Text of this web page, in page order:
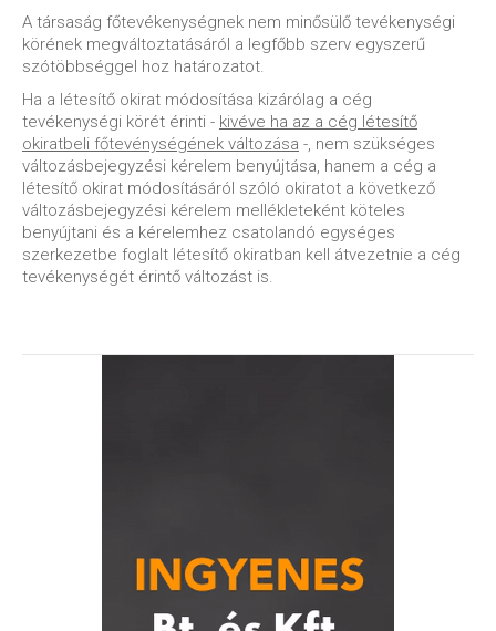
A társaság főtevékenységnek nem minősülő tevékenységi
körének megváltoztatásáról a legfőbb szerv egyszerű
szótöbbséggel hoz határozatot.
Ha a létesítő okirat módosítása kizárólag a cég
tevékenységi körét érinti - kivéve ha az a cég létesítő
okiratbeli főtevénységének változása -, nem szükséges
változásbejegyzési kérelem benyújtása, hanem a cég a
létesítő okirat módosításáról szóló okiratot a következő
változásbejegyzési kérelem mellékleteként köteles
benyújtani és a kérelemhez csatolandó egységes
szerkezetbe foglalt létesítő okiratban kell átvezetnie a cég
tevékenységét érintő változást is.